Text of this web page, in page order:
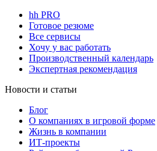
hh PRO
Готовое резюме
Все сервисы
Хочу у вас работать
Производственный календарь
Экспертная рекомендация
Новости и статьи
Блог
О компаниях в игровой форме
Жизнь в компании
ИТ-проекты